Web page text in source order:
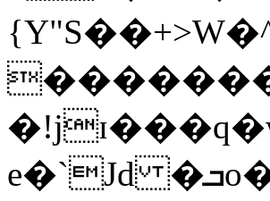
e�`Jd �ܒo��m��1��d|